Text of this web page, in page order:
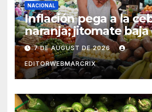
NACIONAL
Inflación pega a la
naranja; jitomate baja
México
7 DE AUGUST DE 2026
EDITORWEBMARCRIX